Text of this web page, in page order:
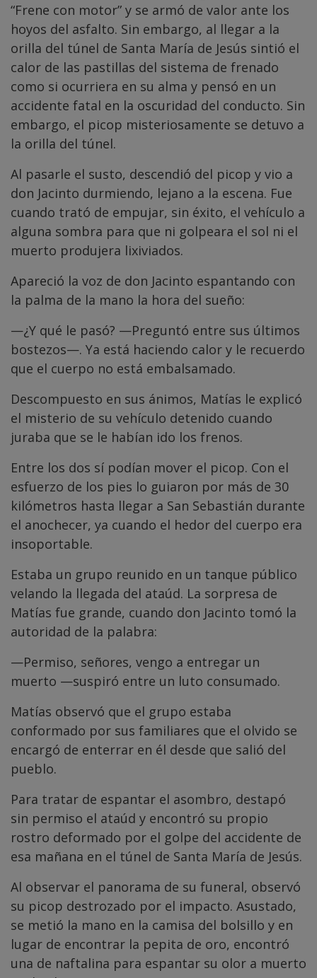
“Frene con motor” y se armó de valor ante los
hoyos del asfalto. Sin embargo, al llegar a la
orilla del túnel de Santa María de Jesús sintió el
calor de las pastillas del sistema de frenado
como si ocurriera en su alma y pensó en un
accidente fatal en la oscuridad del conducto. Sin
embargo, el picop misteriosamente se detuvo a
la orilla del túnel.
Al pasarle el susto, descendió del picop y vio a
don Jacinto durmiendo, lejano a la escena. Fue
cuando trató de empujar, sin éxito, el vehículo a
alguna sombra para que ni golpeara el sol ni el
muerto produjera lixiviados.
Apareció la voz de don Jacinto espantando con
la palma de la mano la hora del sueño:
—¿Y qué le pasó? —Preguntó entre sus últimos
bostezos—. Ya está haciendo calor y le recuerdo
que el cuerpo no está embalsamado.
Descompuesto en sus ánimos, Matías le explicó
el misterio de su vehículo detenido cuando
juraba que se le habían ido los frenos.
Entre los dos sí podían mover el picop. Con el
esfuerzo de los pies lo guiaron por más de 30
kilómetros hasta llegar a San Sebastián durante
el anochecer, ya cuando el hedor del cuerpo era
insoportable.
Estaba un grupo reunido en un tanque público
velando la llegada del ataúd. La sorpresa de
Matías fue grande, cuando don Jacinto tomó la
autoridad de la palabra:
—Permiso, señores, vengo a entregar un
muerto —suspiró entre un luto consumado.
Matías observó que el grupo estaba
conformado por sus familiares que el olvido se
encargó de enterrar en él desde que salió del
pueblo.
Para tratar de espantar el asombro, destapó
sin permiso el ataúd y encontró su propio
rostro deformado por el golpe del accidente de
esa mañana en el túnel de Santa María de Jesús.
Al observar el panorama de su funeral, observó
su picop destrozado por el impacto. Asustado,
se metió la mano en la camisa del bolsillo y en
lugar de encontrar la pepita de oro, encontró
una de naftalina para espantar su olor a muerto